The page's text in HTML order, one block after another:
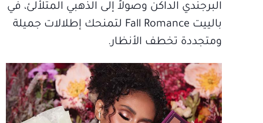
البرجندي الداكن وصولاً إلى الذهبي المتلألئ، في
بالييت Fall Romance لتمنحك إطلالات جميلة
ومتجددة تخطف الأنظار.